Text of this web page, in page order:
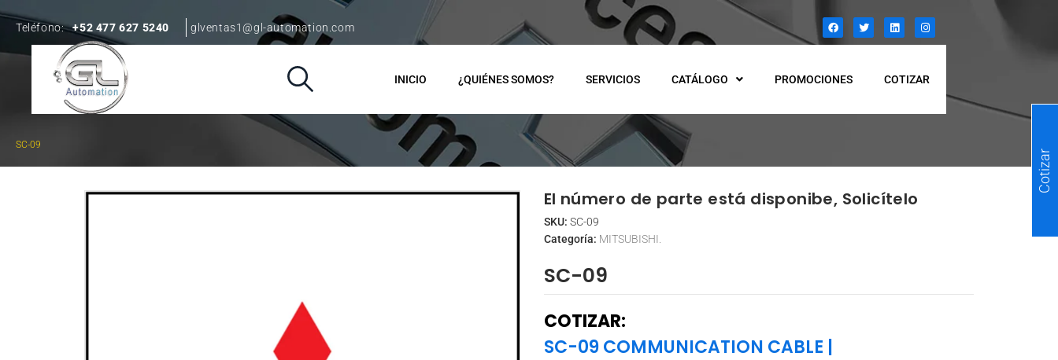
Teléfono: +52 477 627 5240 glventas1@gl-automation.com
INICIO ¿QUIÉNES SOMOS? SERVICIOS CATÁLOGO PROMOCIONES COTIZAR
SC-09
El número de parte está disponibe, Solicítelo
SKU: SC-09
Categoría: MITSUBISHI.
SC-09
COTIZAR:
SC-09 COMMUNICATION CABLE |
Cotizar